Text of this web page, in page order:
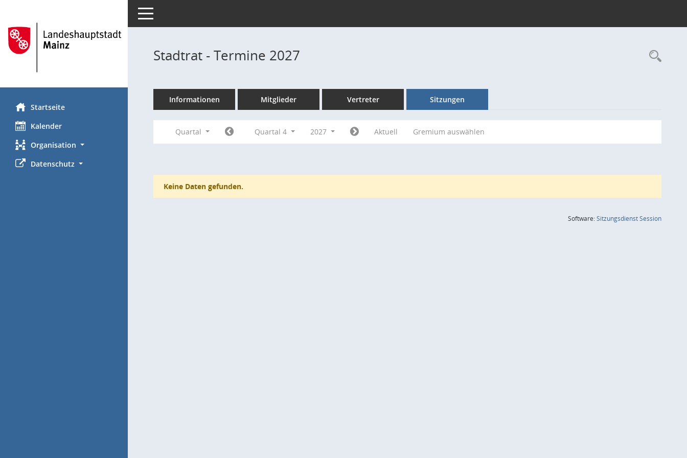
Startseite
Kalender
Organisation
Datenschutz
Toggle navigation
Stadtrat - Termine 2027
Informationen Mitglieder Vertreter Sitzungen
Quartal Quartal 4 2027 Aktuell Gremium auswählen
Keine Daten gefunden.
Software:SitzungsdienstSession(Wird in